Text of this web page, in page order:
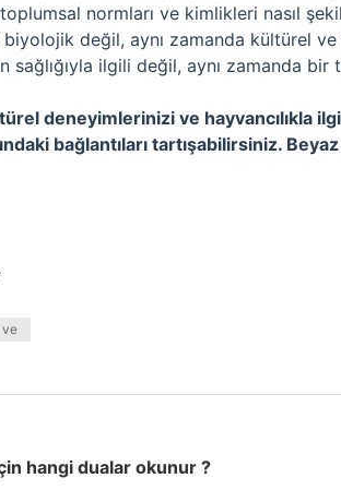
normları ve kimlikleri nasıl
biyolojik değil, aynı zamanda kültürel
sağlığıyla ilgili değil, aynı zamanda
deneyimlerinizi ve hayvancılıkla
bağlantıları tartışabilirsiniz.
ve
hangi dualar okunur ?